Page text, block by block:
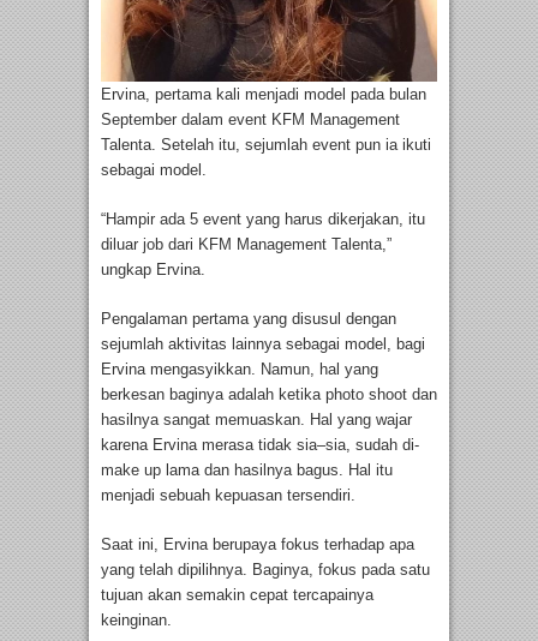
Ervina, pertama kali menjadi model pada bulan
September dalam event KFM Management
Talenta. Setelah itu, sejumlah event pun ia ikuti
sebagai model.
“Hampir ada 5 event yang harus dikerjakan, itu
diluar job dari KFM Management Talenta,”
ungkap Ervina.
Pengalaman pertama yang disusul dengan
sejumlah aktivitas lainnya sebagai model, bagi
Ervina mengasyikkan. Namun, hal yang
berkesan baginya adalah ketika photo shoot dan
hasilnya sangat memuaskan. Hal yang wajar
karena Ervina merasa tidak sia–sia, sudah di-
make up lama dan hasilnya bagus. Hal itu
menjadi sebuah kepuasan tersendiri.
Saat ini, Ervina berupaya fokus terhadap apa
yang telah dipilihnya. Baginya, fokus pada satu
tujuan akan semakin cepat tercapainya
keinginan.